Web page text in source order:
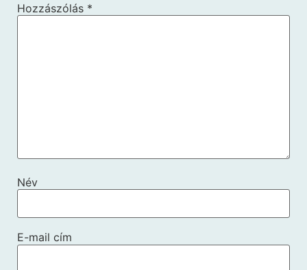
Hozzászólás *
Név
E-mail cím